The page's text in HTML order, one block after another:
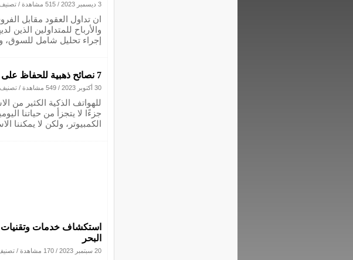
3 ديسمبر 2023 / 515 مشاهدة /
ان تداول العقود مقابل
والأرباح للمتداولين الذين
إجراء تحليل شامل للسوق،
7 نصائح ذهبية للحفاظ على عمر بطارية الهاتف الذكي
30 أكتوبر 2023 / 549 مشاهدة /
للهواتف الذكية الكثير من
جزءًا لا يتجزأ من حياتنا
الكمبيوتر، ولكن لا يمكننا
استكشاف خدمات وتقنيات
البحر
20 سبتمبر 2023 / 170 مشاهدة /